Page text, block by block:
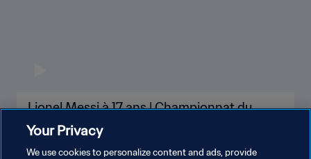
Lionel Messi à 17 ans | Championnat du
Monde Juniors de la FIFA, Pays-Bas 2005™
Your Privacy
We use cookies to personalize content and ads, provide